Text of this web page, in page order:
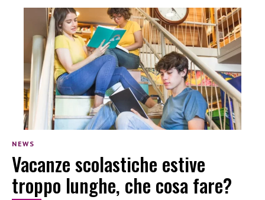
NEWS
Vacanze scolastiche estive
troppo lunghe, che cosa fare?